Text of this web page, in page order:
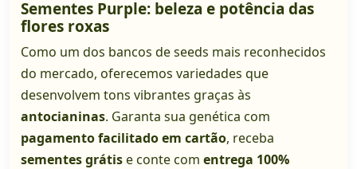
Sementes Purple: beleza e potência das
flores roxas
Como um dos bancos de seeds mais reconhecidos
do mercado, oferecemos variedades que
desenvolvem tons vibrantes graças às
antocianinas. Garanta sua genética com
pagamento facilitado em cartão, receba
sementes grátise conte com entrega 100%